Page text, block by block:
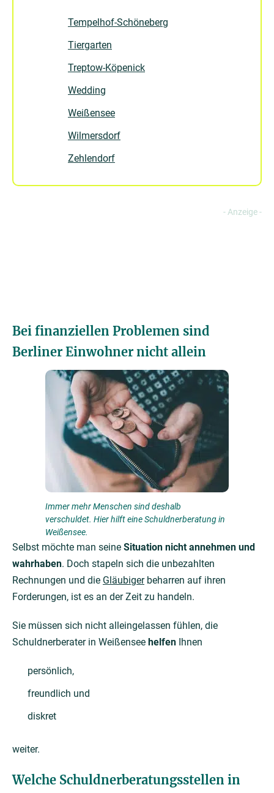
Tempelhof-Schöneberg
Tiergarten
Treptow-Köpenick
Wedding
Weißensee
Wilmersdorf
Zehlendorf
Bei finanziellen Problemen sind
Berliner Einwohner nicht allein
Immer mehr Menschen sind deshalb
verschuldet. Hier hilft eine Schuldnerberatung in
Weißensee.
Selbst möchte man seine Situation nicht annehmen und
wahrhaben. Doch stapeln sich die unbezahlten
Rechnungen und die Gläubigerbeharren auf ihren
Forderungen, ist es an der Zeit zu handeln.
Sie müssen sich nicht alleingelassen fühlen, die
Schuldnerberater in Weißensee helfen Ihnen
persönlich,
freundlich und
diskret
weiter.
Welche Schuldnerberatungsstellen in